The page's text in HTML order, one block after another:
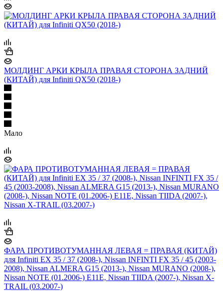
МОЛДИНГ АРКИ КРЫЛА ПРАВАЯ СТОРОНА ЗАДНИЙ
(КИТАЙ) для Infiniti QX50 (2018-)
Мало
ФАРА ПРОТИВОТУМАННАЯ ЛЕВАЯ = ПРАВАЯ (КИТАЙ)
для Infiniti EX 35 / 37 (2008-), Nissan INFINTI FX 35 / 45 (2003-
2008), Nissan ALMERA G15 (2013-), Nissan MURANO (2008-),
Nissan NOTE (01.2006-) E11E, Nissan TIIDA (2007-), Nissan X-
TRAIL (03.2007-)